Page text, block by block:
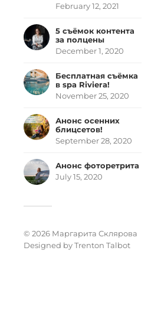
February 12, 2021
5 съёмок контента
за полцены
December 1, 2020
Бесплатная съёмка
в spa Riviera!
November 25, 2020
Анонс осенних
блицсетов!
September 28, 2020
Анонс фоторетрита
July 15, 2020
© 2026 Маргарита Склярова
Designed byTrenton Talbot